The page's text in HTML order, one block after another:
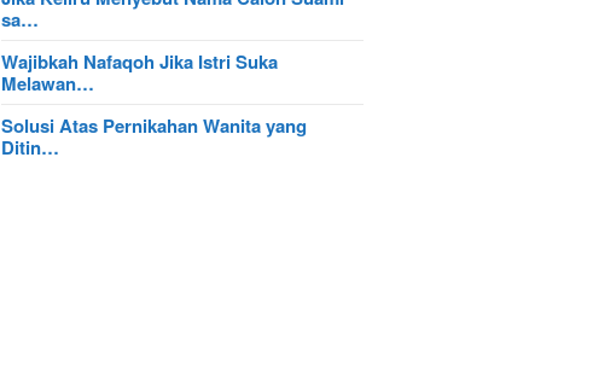
sa…
Wajibkah Nafaqoh Jika Istri Suka
Melawan…
Solusi Atas Pernikahan Wanita yang
Ditin…